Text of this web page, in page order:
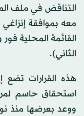
التناقض في ملف
معه بموافقة
القائمة المحلية
الثاني).
هذه القرارات تضع
استحقاق حاسم
ووعد بعرضها منذ